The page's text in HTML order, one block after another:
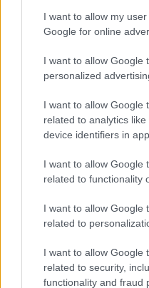
I want to allow my
Google for online
I want to allow Google
personalized
I want to allow Google
related to analytics
device identifiers in
I want to allow Google
related to functionality
I want to allow Google
related to
I want to allow Google
related to security,
functionality and fraud
εκστρατεία,
«ναρκοδικτάτορα».
Ράμα διέψευσε τις
και αποκάλεσε τον
γέρο ανίκανο πρώην
χαρακτηρισμός που
προσβλητικός στην
επί 50 χρόνια, επί
διακυβέρνησης,
Αιφνιδιασμός
Ο Ράμα, που
φαβορί σε αυτές